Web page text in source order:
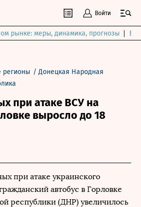
Войти
рынке: меры, динамика, прогнозы
регионы /Донецкая Народная
при атаке ВСУ на
выросло до 18
при атаке украинского
автобус в Горловке
республики (ДНР) увеличилось